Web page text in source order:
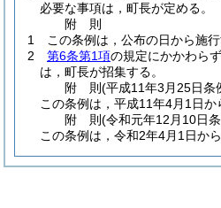
必要な事項は，町長が定める。
附 則
1
この条例は，公布の日から施行
2
第6条第1項の規定にかかわら
は，町長が招集する。
附 則(平成11年3月25日条
この条例は，平成11年4月1日か
附 則(令和元年12月10日
この条例は，令和2年4月1日から